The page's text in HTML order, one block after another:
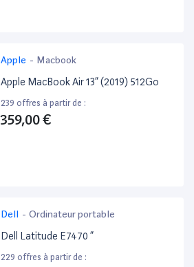
Apple - Macbook
Apple MacBook Air 13” (2019) 512Go
239 offres à partir de :
359,00 €
Dell - Ordinateur portable
Dell Latitude E7470 ”
229 offres à partir de :